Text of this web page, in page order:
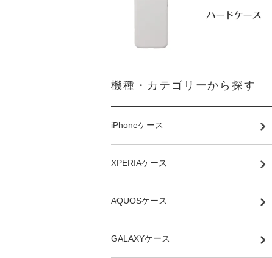
機種・カテゴリーから探す
iPhoneケース
XPERIAケース
AQUOSケース
GALAXYケース